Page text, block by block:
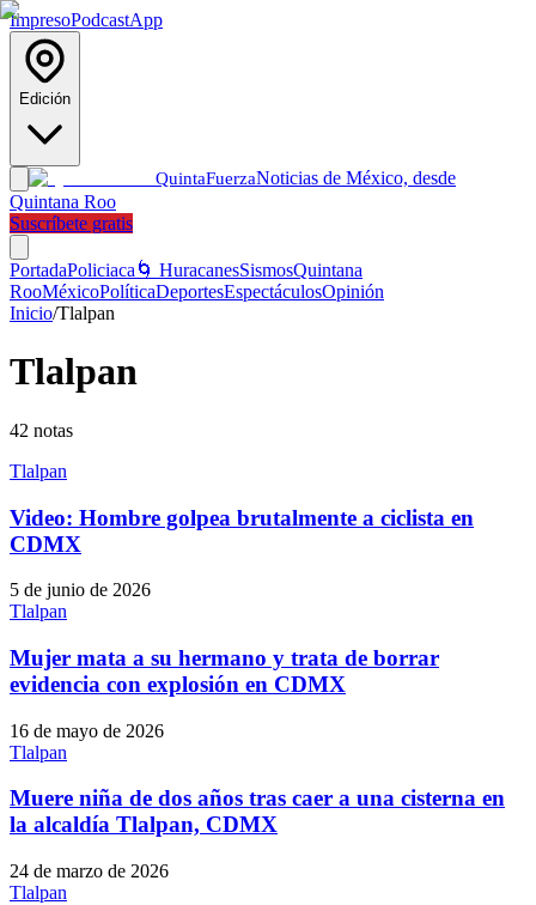
ImpresoPodcastApp
Edición
QuintaFuerzaNoticias de México, desde
Quintana Roo
Suscríbete gratis
PortadaPoliciaca 🌀 HuracanesSismosQuintana
RooMéxicoPolíticaDeportesEspectáculosOpinión
Inicio/Tlalpan
Tlalpan
42 notas
Tlalpan
Video: Hombre golpea brutalmente a ciclista en
CDMX
5 de junio de 2026
Tlalpan
Mujer mata a su hermano y trata de borrar
evidencia con explosión en CDMX
16 de mayo de 2026
Tlalpan
Muere niña de dos años tras caer a una cisterna en
la alcaldía Tlalpan, CDMX
24 de marzo de 2026
Tlalpan